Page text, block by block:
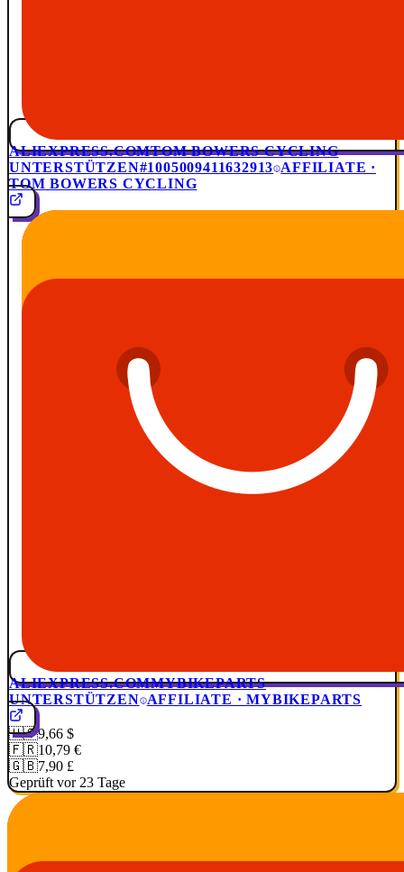
ALIEXPRESS.COMTOM BOWERS CYCLING
UNTERSTÜTZEN#1005009411632913 AFFILIATE ·
TOM BOWERS CYCLING
ALIEXPRESS.COMMYBIKEPARTS
UNTERSTÜTZEN AFFILIATE · MYBIKEPARTS
🇺🇸9,66 $
🇫🇷10,79 €
🇬🇧7,90 £
Geprüft vor 23 Tage